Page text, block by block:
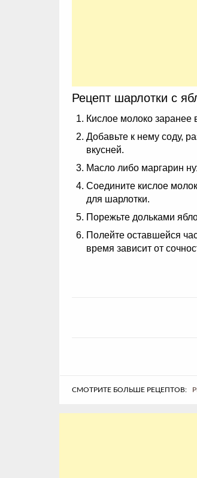
Рецепт шарлотки с
Кислое молоко заранее
Добавьте к нему соду,
вкусней.
Масло либо маргарин
Соедините кислое
для шарлотки.
Порежьте дольками
Полейте оставшейся
время зависит от
СМОТРИТЕ БОЛЬШЕ РЕЦЕПТОВ: